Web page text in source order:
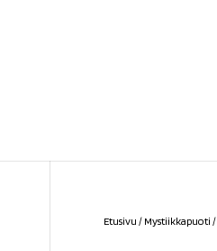
Etusivu / Mystiikkapuoti /